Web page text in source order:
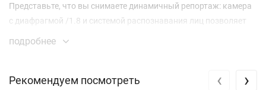
Представьте, что вы снимаете динамичный репортаж: камера
с диафрагмой /1.8 и системой распознавания лиц позволяет
быстро делать резкие кадры, а для творчества доступны
подробнее
Рекомендуем посмотреть ‹ ›